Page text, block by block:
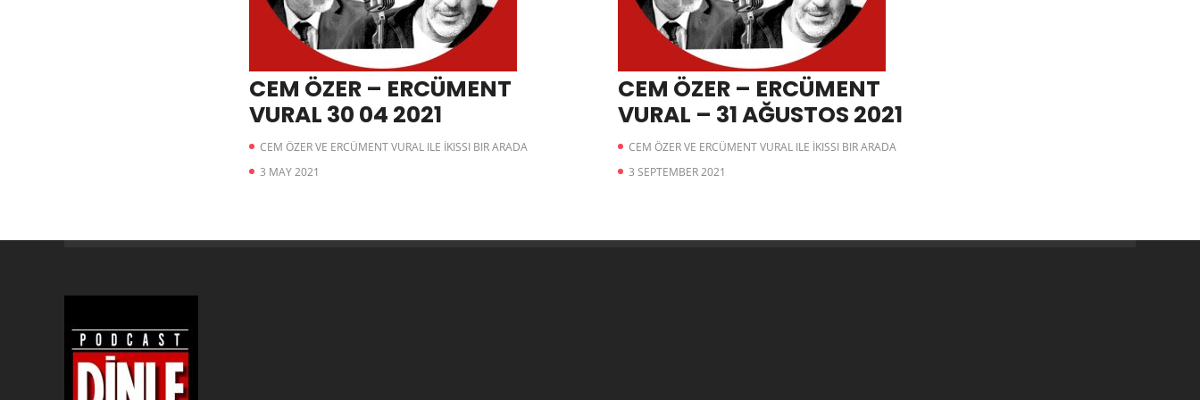
CEM ÖZER – ERCÜMENT
VURAL 30 04 2021
CEM ÖZER VE ERCÜMENT VURAL ILE İKISSI BIR ARADA
3 MAY 2021
CEM ÖZER – ERCÜMENT
VURAL – 31 AĞUSTOS 2021
CEM ÖZER VE ERCÜMENT VURAL ILE İKISSI BIR ARADA
3 SEPTEMBER 2021